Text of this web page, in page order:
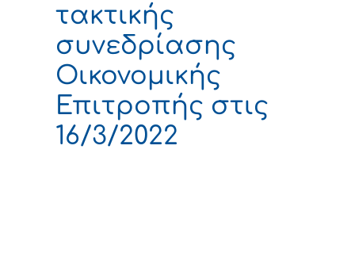
τακτικής
συνεδρίασης
Οικονομικής
Επιτροπής στις
16/3/2022